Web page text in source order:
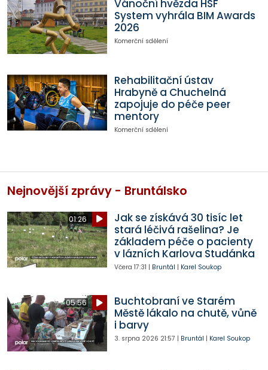
Vánoční hvězda HSF
System vyhrála BIM Awards
2026
Komerční sdělení
Rehabilitační ústav
Hrabyně a Chuchelná
zapojuje do péče peer
mentory
Komerční sdělení
Nejnovější zprávy - Bruntálsko
01:26
Jak se získává 30 tisíc let
stará léčivá rašelina? Je
základem péče o pacienty
v lázních Karlova Studánka
Včera 17:31 | Bruntál | Karel Soukop
05:56
Buchtobraní ve Starém
Městě lákalo na chutě, vůně
i barvy
3. srpna 2026 21:57 | Bruntál | Karel Soukop